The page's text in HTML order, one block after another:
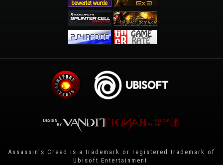
Assassin's Creed is a trademark or registered trademark of
Ubisoft Entertainment .